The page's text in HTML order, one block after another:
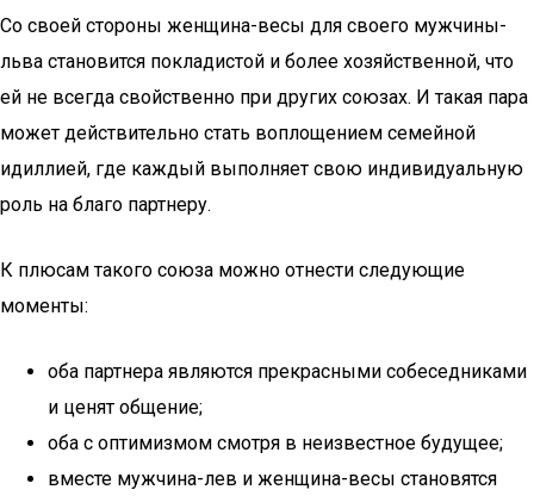
Со своей стороны женщина-весы для своего мужчины-
льва становится покладистой и более хозяйственной, что
ей не всегда свойственно при других союзах. И такая пара
может действительно стать воплощением семейной
идиллией, где каждый выполняет свою индивидуальную
роль на благо партнеру.
К плюсам такого союза можно отнести следующие
моменты:
оба партнера являются прекрасными собеседниками
и ценят общение;
оба с оптимизмом смотря в неизвестное будущее;
вместе мужчина-лев и женщина-весы становятся